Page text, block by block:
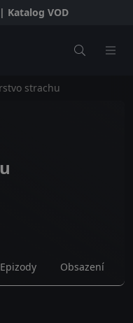
Katalog VOD
strachu
Epizody Obsazení